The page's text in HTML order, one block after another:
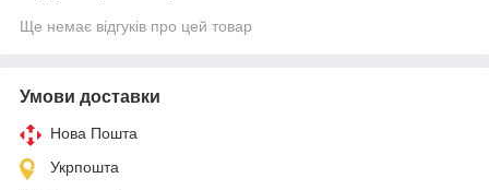
Ще немає відгуків про цей товар
Умови доставки
Нова Пошта
Укрпошта